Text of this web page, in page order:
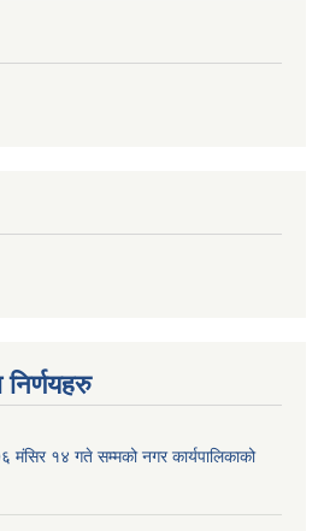
निर्णयहरु
१४ गते सम्मको नगर कार्यपालिकाको